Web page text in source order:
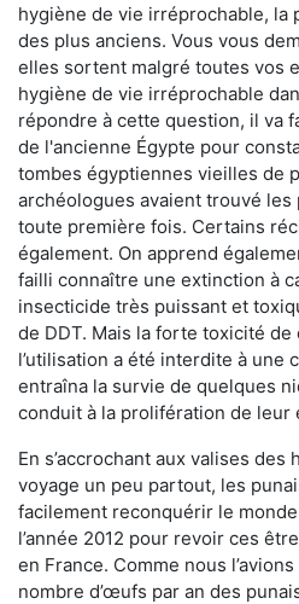
hygiène de vie irréprochable, la
des plus anciens. Vous vous
elles sortent malgré toutes vos
hygiène de vie irréprochable
répondre à cette question, il va
de l'ancienne Égypte pour
tombes égyptiennes vieilles de
archéologues avaient trouvé
toute première fois. Certains
également. On apprend
failli connaître une extinction à
insecticide très puissant et
de DDT. Mais la forte toxicité
l’utilisation a été interdite à une
entraîna la survie de quelques
conduit à la prolifération de leur
En s’accrochant aux valises
voyage un peu partout, les
facilement reconquérir le
l’année 2012 pour revoir ces
en France. Comme nous
nombre d’œufs par an des